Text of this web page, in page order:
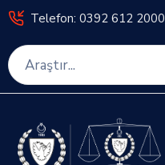
Telefon: 0392 612 2000
Anasayfa
Kararlar